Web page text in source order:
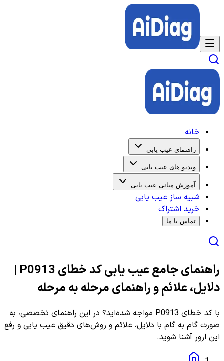
خانه
راهنمای عیب یابی
ویدیو های عیب یابی
آموزش مبانی عیب یابی
شبیه ساز عیب یابی
خرید اشتراک
تماس با ما
راهنمای جامع عیب یابی کد خطای P0913 |
دلایل، علائم و راهنمای مرحله به مرحله
با کد خطای P0913 مواجه شده‌اید؟ در این راهنمای تخصصی، به
صورت گام به گام با دلایل، علائم و روش‌های دقیق عیب یابی و رفع
این ارور آشنا شوید.